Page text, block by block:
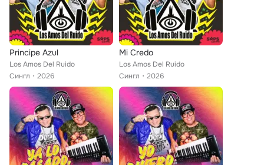
Principe Azul
Los Amos Del Ruido
Сингл
2026
Mi Credo
Los Amos Del Ruido
Сингл
2026